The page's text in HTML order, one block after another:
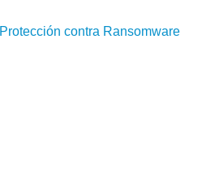
Protección contra Ransomware